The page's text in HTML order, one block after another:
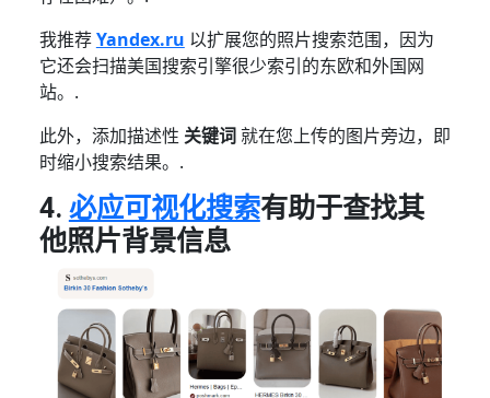
我推荐Yandex.ru 以扩展您的照片搜索范围，因为
它还会扫描美国搜索引擎很少索引的东欧和外国网
站。.
此外，添加描述性 关键词就在您上传的图片旁边，即
时缩小搜索结果。.
4. 必应可视化搜索有助于查找其
他照片背景信息